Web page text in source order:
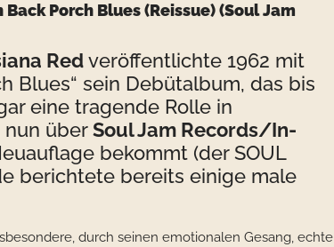
Porch Blues(Reissue) (Soul Jam
Redveröffentlichte 1962 mit
Blues“ sein Debütalbum, das bis
eine tragende Rolle in
nun überSoul Jam Records/In-
bekommt (der SOUL
berichtete bereits einige male
durch seinen emotionalen Gesang, echte